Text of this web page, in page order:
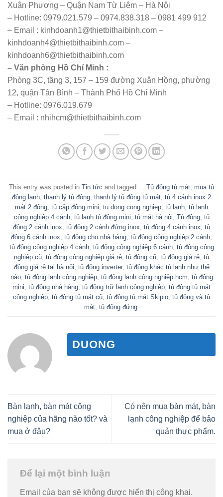
Xuân Phương – Quận Nam Từ Liêm – Hà Nội
– Hotline: 0979.021.579 – 0974.838.318 – 0981 499 912
– Email : kinhdoanh1@thietbithaibinh.com –
kinhdoanh4@thietbithaibinh.com –
kinhdoanh6@thietbithaibinh.com
– Văn phòng Hồ Chí Minh :
Phòng 3C, tầng 3, 157 – 159 đường Xuân Hồng, phường
12, quận Tân Bình – Thành Phố Hồ Chí Minh
– Hotline: 0976.019.679
– Email : nhihcm@thietbithaibinh.com
This entry was posted in Tin tức and tagged ... Tủ đông tủ mát mua tủ
đông lạnh thanh lý tủ đông thanh lý tủ đông tủ mát tủ 4 cánh inox 2
mát 2 đông tủ cấp đông mini tu dong cong nghiep tủ lạnh tủ lạnh
công nghiệp 4 cánh, tủ lạnh tủ đông mini tủ mát hà nội Tủ đông, tủ
đông 2 cánh inox tủ đông 2 cánh đứng inox tủ đông 4 cánh inox tủ
đông 6 cánh inox tủ đông cho nhà hàng tủ đông công nghiệp 2 cánh
tủ đông công nghiệp 4 cánh, tủ đông công nghiệp 6 cánh, tủ đông công
nghiệp cũ tủ đông công nghiệp giá rẻ tủ đông cũ tủ đông giá rẻ tủ
đông giá rẻ tại hà nôi tủ đông inverter, tủ đông khác tủ lạnh như thế
nào, tủ đông lạnh công nghiệp, tủ đông lạnh công nghiệp hcm tủ đông
mini tủ đông nhà hàng tủ đông trữ lạnh công nghiệp tủ đông tủ mát
công nghiệp tủ đông tủ mát cũ tủ đông tủ mát Skipio tủ đông và tủ
mát, tủ đông đứng.
DUONG
Bàn lạnh, bàn mát công
nghiệp của hãng nào tốt? và
mua ở đâu?
Có nên mua bàn mát, bàn
lạnh công nghiệp để bảo
quản thực phẩm.
Để lại một bình luận
Email của bạn sẽ không được hiển thị công khai.